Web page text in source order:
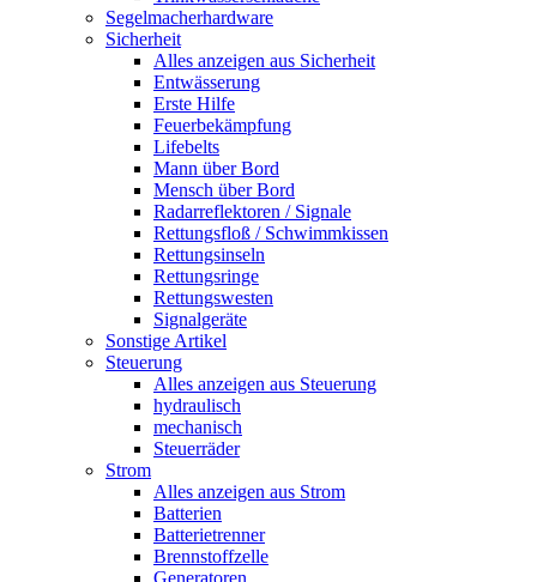
Segelmacherhardware
Sicherheit
Alles anzeigen aus Sicherheit
Entwässerung
Erste Hilfe
Feuerbekämpfung
Lifebelts
Mann über Bord
Mensch über Bord
Radarreflektoren / Signale
Rettungsfloß / Schwimmkissen
Rettungsinseln
Rettungsringe
Rettungswesten
Signalgeräte
Sonstige Artikel
Steuerung
Alles anzeigen aus Steuerung
hydraulisch
mechanisch
Steuerräder
Strom
Alles anzeigen aus Strom
Batterien
Batterietrenner
Brennstoffzelle
Generatoren